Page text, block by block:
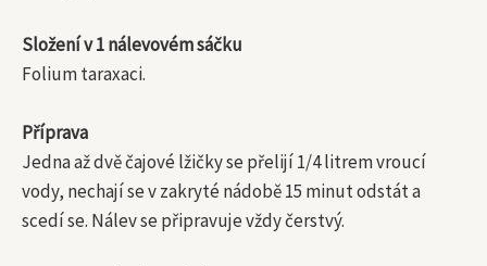
Složení v 1 nálevovém sáčku
Folium taraxaci.
Příprava
Jedna až dvě čajové lžičky se přelijí 1/4 litrem vroucí
vody, nechají se v zakryté nádobě 15 minut odstát a
scedí se. Nálev se připravuje vždy čerstvý.